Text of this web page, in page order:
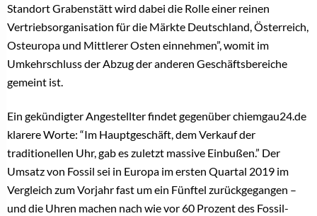
Standort Grabenstätt wird dabei die Rolle einer reinen
Vertriebsorganisation für die Märkte Deutschland, Österreich,
Osteuropa und Mittlerer Osten einnehmen”, womit im
Umkehrschluss der Abzug der anderen Geschäftsbereiche
gemeint ist.
Ein gekündigter Angestellter findet gegenüber chiemgau24.de
klarere Worte: “Im Hauptgeschäft, dem Verkauf der
traditionellen Uhr, gab es zuletzt massive Einbußen.” Der
Umsatz von Fossil sei in Europa im ersten Quartal 2019 im
Vergleich zum Vorjahr fast um ein Fünftel zurückgegangen –
und die Uhren machen nach wie vor 60 Prozent des Fossil-